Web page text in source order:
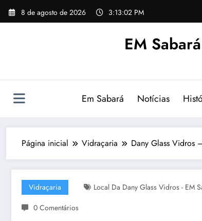
Pular
para
8 de agosto de 2026 3:13:03 PM
EM
Em Sabará Notícias
Página inicial Vidraçaria Dany Glass Vidros
Vidraçaria Local Da Dany Glass Vidros - EM
0 Comentários